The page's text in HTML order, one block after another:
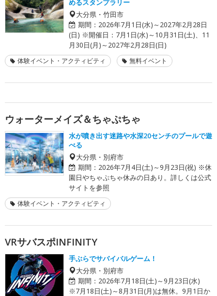
めるスタンプラリー
大分県・竹田市
期間： 2026年7月1日(水)～2027年2月28日
(日) ※開催日：7月1日(水)～10月31日(土)、11
月30日(月)～2027年2月28日(日)
体験イベント・アクティビティ 無料イベント
ウォーターメイズ＆ちゃぷちゃ
水が噴き出す迷路や水深20センチのプールで遊
べる
大分県・別府市
期間： 2026年7月4日(土)～9月23日(祝) ※休
園日やちゃぷちゃ休みの日あり。詳しくは公式
サイトを参照
体験イベント・アクティビティ
VRサバスポINFINITY
手ぶらでサバイバルゲーム！
大分県・別府市
期間： 2026年7月18日(土)～9月23日(水)
※7月18日(土)～8月31日(月)は無休。9月1日か